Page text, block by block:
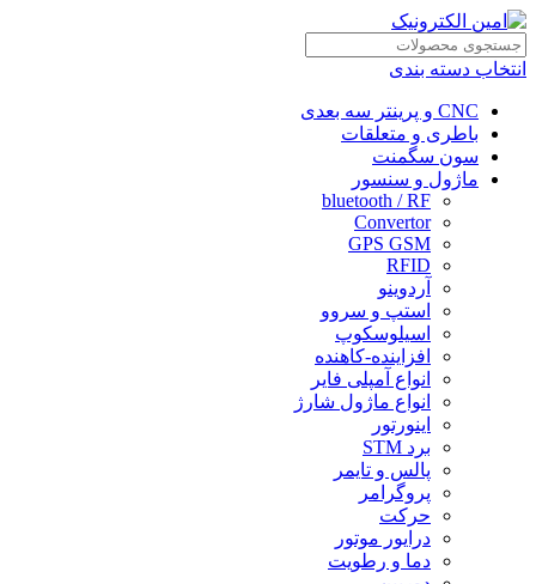
انتخاب دسته بندی
CNC و پرینتر سه بعدی
باطری و متعلقات
سون سگمنت
ماژول و سنسور
bluetooth / RF
Convertor
GPS GSM
RFID
آردوینو
استپ و سروو
اسیلوسکوپ
افزاینده-کاهنده
انواع آمپلی فایر
انواع ماژول شارژ
اینورتور
برد STM
پالس و تایمر
پروگرامر
حرکت
درایور موتور
دما و رطویت